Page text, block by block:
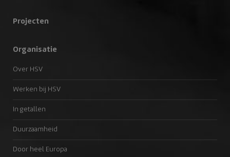
Projecten
Organisatie
Over HSV
Werken bij HSV
In getallen
Duurzaamheid
Door heel Europa